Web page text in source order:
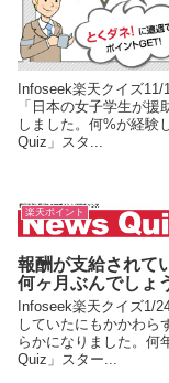
Infoseek楽天クイズ
「日本の女子学生が
しました。何%が経験
Quiz」スタ...
楽天ポイント
報酬が支給されて
何ヶ月ぶんでしょ
Infoseek楽天クイズ1/
していたにもかかわら
らかになりました。何
Quiz」スター...